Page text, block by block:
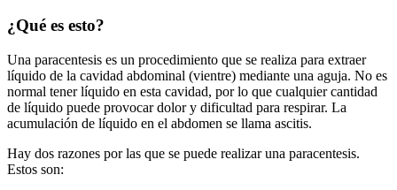
¿Qué es esto?
Una paracentesis es un procedimiento que se realiza para extraer
líquido de la cavidad abdominal (vientre) mediante una aguja. No es
normal tener líquido en esta cavidad, por lo que cualquier cantidad
de líquido puede provocar dolor y dificultad para respirar. La
acumulación de líquido en el abdomen se llama ascitis.
Hay dos razones por las que se puede realizar una paracentesis.
Estos son: